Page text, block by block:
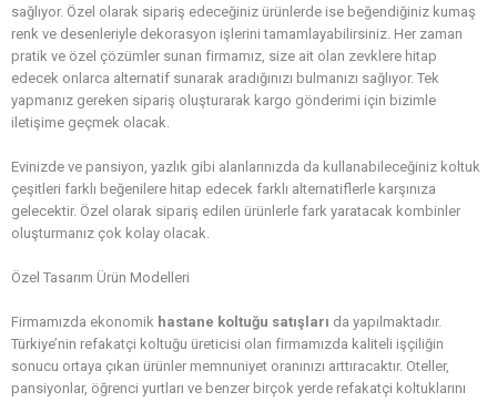
sağlıyor. Özel olarak sipariş edeceğiniz ürünlerde ise beğendiğiniz kumaş
renk ve desenleriyle dekorasyon işlerini tamamlayabilirsiniz. Her zaman
pratik ve özel çözümler sunan firmamız, size ait olan zevklere hitap
edecek onlarca alternatif sunarak aradığınızı bulmanızı sağlıyor. Tek
yapmanız gereken sipariş oluşturarak kargo gönderimi için bizimle
iletişime geçmek olacak.
Evinizde ve pansiyon, yazlık gibi alanlarınızda da kullanabileceğiniz koltuk
çeşitleri farklı beğenilere hitap edecek farklı alternatiflerle karşınıza
gelecektir. Özel olarak sipariş edilen ürünlerle fark yaratacak kombinler
oluşturmanız çok kolay olacak.
Özel Tasarım Ürün Modelleri
Firmamızda ekonomik hastane koltuğu satışları da yapılmaktadır.
Türkiye’nin refakatçi koltuğu üreticisi olan firmamızda kaliteli işçiliğin
sonucu ortaya çıkan ürünler memnuniyet oranınızı arttıracaktır. Oteller,
pansiyonlar, öğrenci yurtları ve benzer birçok yerde refakatçi koltuklarını